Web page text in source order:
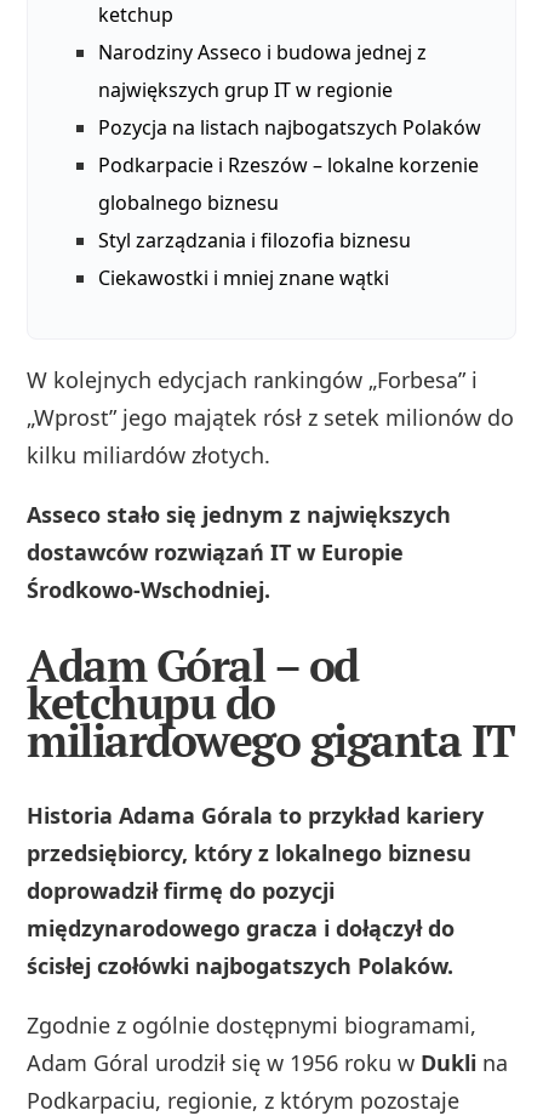
ketchup
Narodziny Asseco i budowa jednej z
największych grup IT w regionie
Pozycja na listach najbogatszych Polaków
Podkarpacie i Rzeszów – lokalne korzenie
globalnego biznesu
Styl zarządzania i filozofia biznesu
Ciekawostki i mniej znane wątki
W kolejnych edycjach rankingów „Forbesa” i
„Wprost” jego majątek rósł z setek milionów do
kilku miliardów złotych.
Asseco stało się jednym z największych
dostawców rozwiązań IT w Europie
Środkowo‑Wschodniej.
Adam Góral – od
ketchupu do
miliardowego giganta IT
Historia Adama Górala to przykład kariery
przedsiębiorcy, który z lokalnego biznesu
doprowadził firmę do pozycji
międzynarodowego gracza i dołączył do
ścisłej czołówki najbogatszych Polaków.
Zgodnie z ogólnie dostępnymi biogramami,
Adam Góral urodził się w 1956 roku w Dukli na
Podkarpaciu, regionie, z którym pozostaje